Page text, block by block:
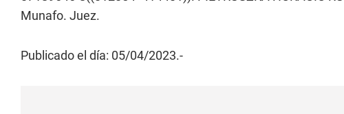
Munafo. Juez.
Publicado el día: 05/04/2023.-